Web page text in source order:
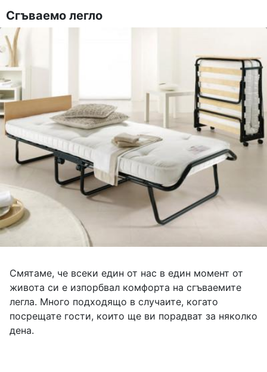
Сгъваемо легло
Смятаме, че всеки един от нас в един момент от
живота си е изпорбвал комфорта на сгъваемите
легла. Много подходящо в случаите, когато
посрещате гости, които ще ви порадват за няколко
дена.